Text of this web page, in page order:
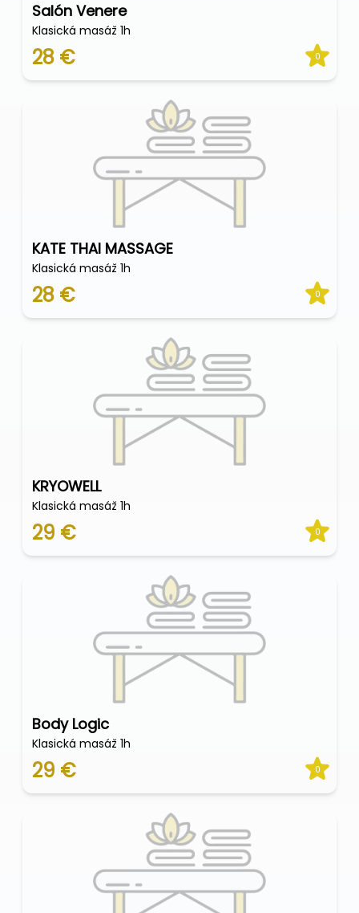
Salón Venere
Klasická masáž 1h
28 € 0
KATE THAI MASSAGE
Klasická masáž 1h
28 € 0
KRYOWELL
Klasická masáž 1h
29 € 0
Body Logic
Klasická masáž 1h
29 € 0